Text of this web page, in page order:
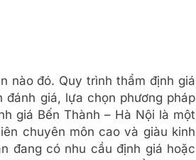
nào đó. Quy trình thẩm định giá
giá, lựa chọn phương pháp
giá Bến Thành – Hà Nội là một
chuyên môn cao và giàu kinh
đang có nhu cầu định giá hoặc